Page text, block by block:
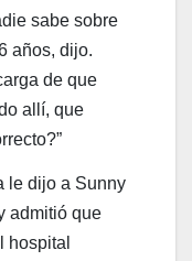
sabe sobre
años, dijo.
de que
allí, que
le dijo a Sunny
admitió que
hospital